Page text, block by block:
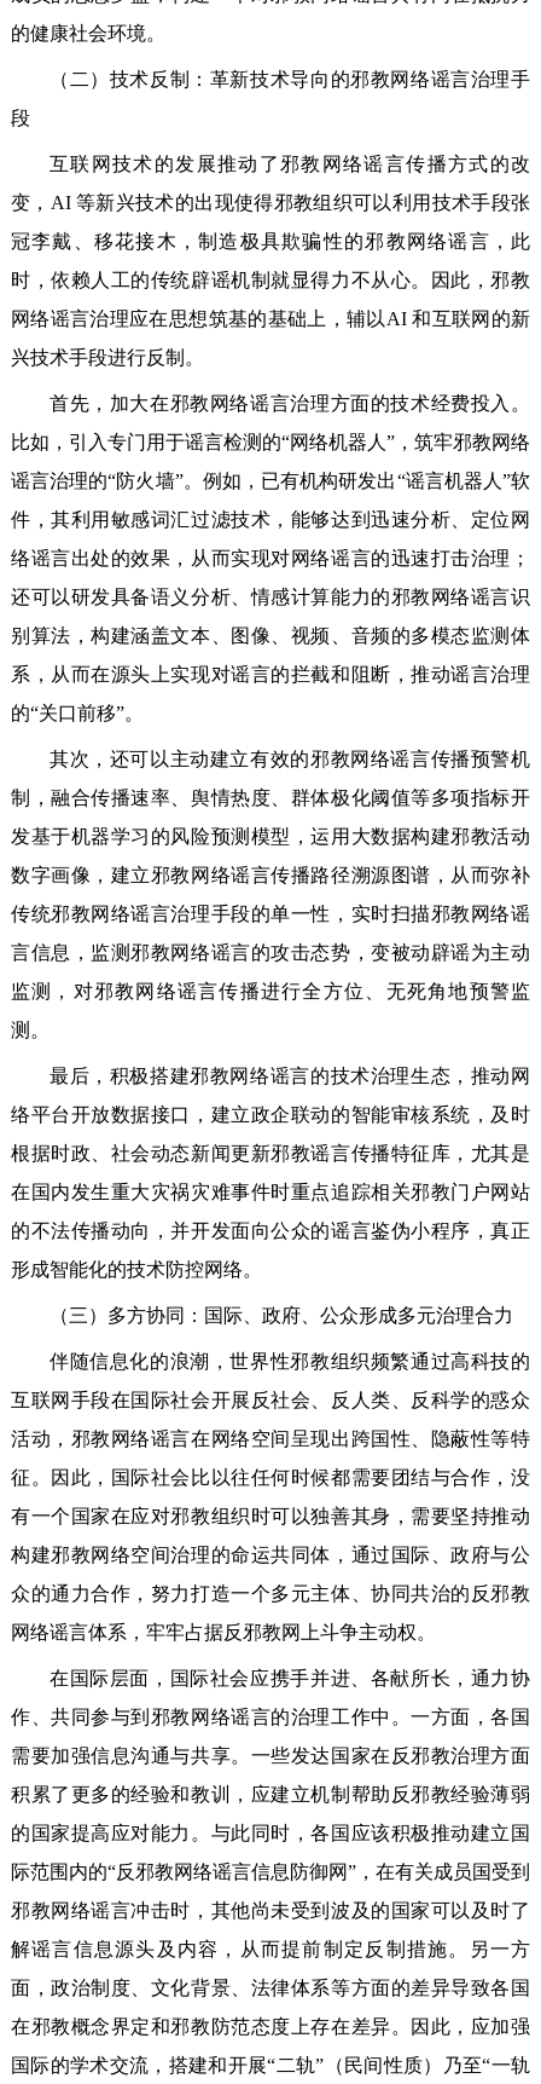
的健康社会环境。
（二）技术反制：革新技术导向的邪教网络谣言治理手
段
互联网技术的发展推动了邪教网络谣言传播方式的改
变，AI 等新兴技术的出现使得邪教组织可以利用技术手段张
冠李戴、移花接木，制造极具欺骗性的邪教网络谣言，此
时，依赖人工的传统辟谣机制就显得力不从心。因此，邪教
网络谣言治理应在思想筑基的基础上，辅以AI 和互联网的新
兴技术手段进行反制。
首先，加大在邪教网络谣言治理方面的技术经费投入。
比如，引入专门用于谣言检测的“网络机器人”，筑牢邪教网络
谣言治理的“防火墙”。例如，已有机构研发出“谣言机器人”软
件，其利用敏感词汇过滤技术，能够达到迅速分析、定位网
络谣言出处的效果，从而实现对网络谣言的迅速打击治理；
还可以研发具备语义分析、情感计算能力的邪教网络谣言识
别算法，构建涵盖文本、图像、视频、音频的多模态监测体
系，从而在源头上实现对谣言的拦截和阻断，推动谣言治理
的“关口前移”。
其次，还可以主动建立有效的邪教网络谣言传播预警机
制，融合传播速率、舆情热度、群体极化阈值等多项指标开
发基于机器学习的风险预测模型，运用大数据构建邪教活动
数字画像，建立邪教网络谣言传播路径溯源图谱，从而弥补
传统邪教网络谣言治理手段的单一性，实时扫描邪教网络谣
言信息，监测邪教网络谣言的攻击态势，变被动辟谣为主动
监测，对邪教网络谣言传播进行全方位、无死角地预警监
测。
最后，积极搭建邪教网络谣言的技术治理生态，推动网
络平台开放数据接口，建立政企联动的智能审核系统，及时
根据时政、社会动态新闻更新邪教谣言传播特征库，尤其是
在国内发生重大灾祸灾难事件时重点追踪相关邪教门户网站
的不法传播动向，并开发面向公众的谣言鉴伪小程序，真正
形成智能化的技术防控网络。
（三）多方协同：国际、政府、公众形成多元治理合力
伴随信息化的浪潮，世界性邪教组织频繁通过高科技的
互联网手段在国际社会开展反社会、反人类、反科学的惑众
活动，邪教网络谣言在网络空间呈现出跨国性、隐蔽性等特
征。因此，国际社会比以往任何时候都需要团结与合作，没
有一个国家在应对邪教组织时可以独善其身，需要坚持推动
构建邪教网络空间治理的命运共同体，通过国际、政府与公
众的通力合作，努力打造一个多元主体、协同共治的反邪教
网络谣言体系，牢牢占据反邪教网上斗争主动权。
在国际层面，国际社会应携手并进、各献所长，通力协
作、共同参与到邪教网络谣言的治理工作中。一方面，各国
需要加强信息沟通与共享。一些发达国家在反邪教治理方面
积累了更多的经验和教训，应建立机制帮助反邪教经验薄弱
的国家提高应对能力。与此同时，各国应该积极推动建立国
际范围内的“反邪教网络谣言信息防御网”，在有关成员国受到
邪教网络谣言冲击时，其他尚未受到波及的国家可以及时了
解谣言信息源头及内容，从而提前制定反制措施。另一方
面，政治制度、文化背景、法律体系等方面的差异导致各国
在邪教概念界定和邪教防范态度上存在差异。因此，应加强
国际的学术交流，搭建和开展“二轨”（民间性质）乃至“一轨